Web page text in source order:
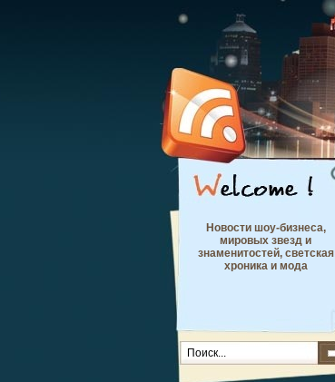
Новости шоу-бизнеса,
мировых звезд и
знаменитостей, светская
хроника и мода